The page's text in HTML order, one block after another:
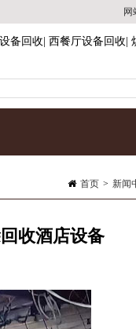
网
备回收 西餐厅设备回收
首页 > 新闻
收酒店设备